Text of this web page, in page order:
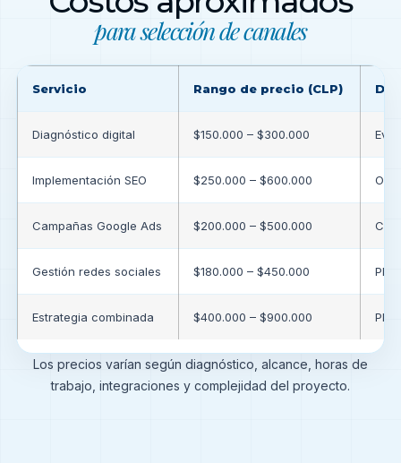
para selección de canales
Servicio Rango de precio (CLP)
Diagnóstico digital $150.000 – $300.000
Implementación SEO $250.000 – $600.000
Campañas Google Ads $200.000 – $500.000
Gestión redes sociales $180.000 – $450.000
Estrategia combinada $400.000 – $900.000
Los precios varían según diagnóstico, alcance, horas de
trabajo, integraciones y complejidad del proyecto.